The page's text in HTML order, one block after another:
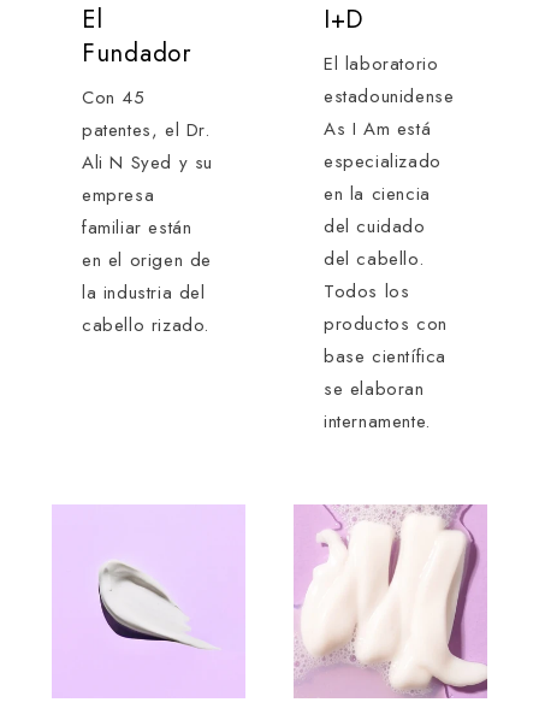
El
Fundador
Con 45
patentes, el Dr.
Ali N Syed y su
empresa
familiar están
en el origen de
la industria del
cabello rizado.
I+D
El laboratorio
estadounidense
As I Am está
especializado
en la ciencia
del cuidado
del cabello.
Todos los
productos con
base científica
se elaboran
internamente.